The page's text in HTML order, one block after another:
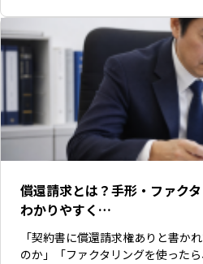
償還請求とは？手形・ファク
わかりやすく…
「契約書に償還請求権ありと書か
のか」「ファクタリングを使った